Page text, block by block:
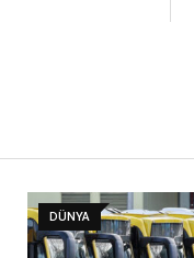
DÜNYA